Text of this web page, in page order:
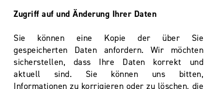
Zugriff auf und Änderung Ihrer Daten
Sie können eine Kopie der über Sie
gespeicherten Daten anfordern. Wir möchten
sicherstellen, dass Ihre Daten korrekt und
aktuell sind. Sie können uns bitten,
Informationen zu korrigieren oder zu löschen, die